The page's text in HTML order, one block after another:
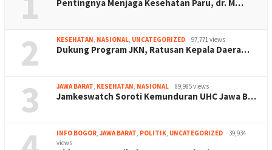
Pentingnya Menjaga Kesehatan Paru, dr. M…
2 KESEHATAN, NASIONAL, UNCATEGORIZED 97,771 views
Dukung Program JKN, Ratusan Kepala Daera…
3 JAWA BARAT, KESEHATAN, NASIONAL 89,985 views
Jamkeswatch Soroti Kemunduran UHC Jawa B…
INFO BOGOR, JAWA BARAT, POLITIK, UNCATEGORIZED
39,934
views